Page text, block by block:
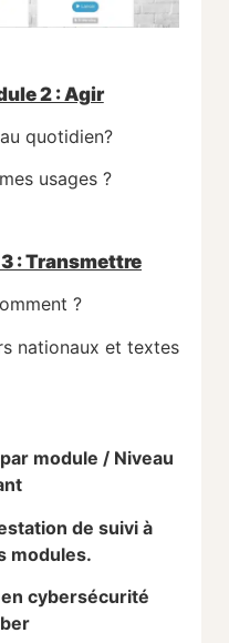
2 : Agir
quotidien?
usages ?
: Transmettre
?
nationaux et textes
module / Niveau
de suivi à
modules.
cybersécurité